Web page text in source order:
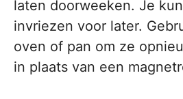
laten doorweeken. Je
invriezen voor later.
oven of pan om ze
in plaats van een